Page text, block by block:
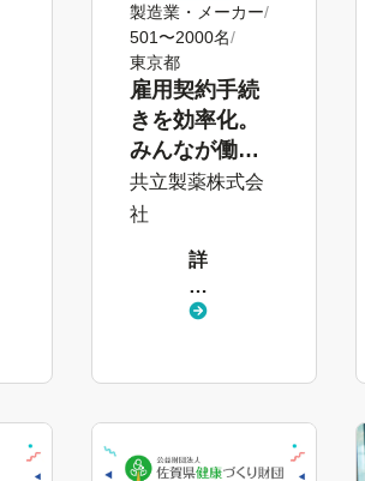
製造業・メーカー
501〜2000名
東京都
雇用契約手続
きを効率化。
みんなが働き
やすい会社づ
くりを推進
共立製薬株式会
社
詳
し
く